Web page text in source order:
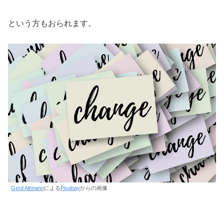
という方もおられます。
Gerd AltmannによるPixabayからの画像